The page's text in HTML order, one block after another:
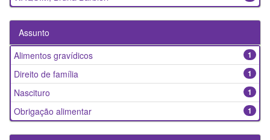
Assunto
1
Alimentos gravídicos
1
Direito de família
1
Nascituro
1
Obrigação alimentar